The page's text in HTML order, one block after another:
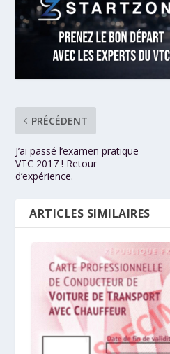
PRÉCÉDENT
J’ai passé l’examen pratique
VTC 2017 ! Retour
d’expérience.
ARTICLES SIMILAIRES